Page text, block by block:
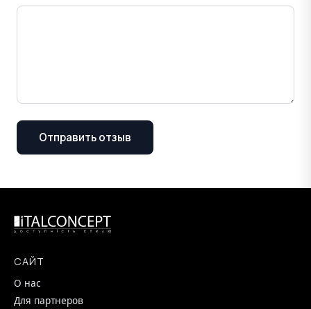
Отправить отзыв
САЙТ
О нас
Для партнеров